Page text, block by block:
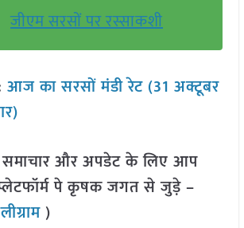
जीएम सरसों पर रस्साकशी
आज का सरसों मंडी रेट (31 अक्टूबर
समाचार और अपडेट के लिए आप
पे कृषक जगत से जुड़े –
)